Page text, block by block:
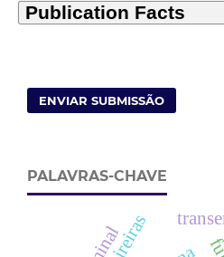
ENVIAR SUBMISSÃO
PALAVRAS-CHAVE